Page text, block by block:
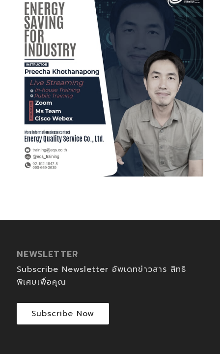
NEWSLETTER
Subscribe Newsletter อัพเดทข่าวสาร สิทธิ
พิเศษเพื่อคุณ
Subscribe Now